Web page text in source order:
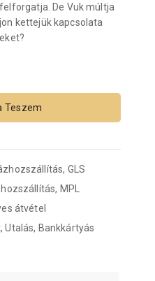
De Vuk múltja
kettejük kapcsolata
Teszem
GLS
MPL
átvétel
Utalás, Bankkártyás